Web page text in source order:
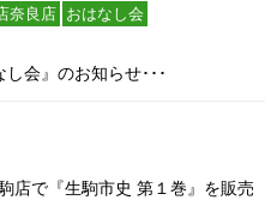
奈良店 おはなし会
会』のお知らせ･･･
店で『生駒市史 第１巻』を販売